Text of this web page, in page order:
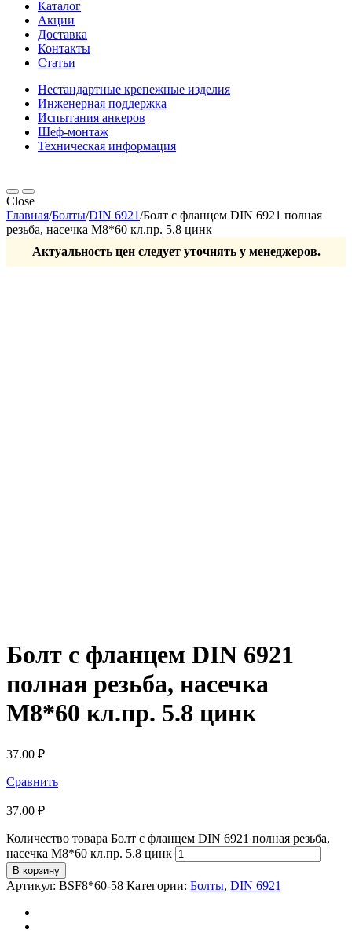
Каталог
Акции
Доставка
Контакты
Статьи
Нестандартные крепежные изделия
Инженерная поддержка
Испытания анкеров
Шеф-монтаж
Техническая информация
Close
Главная/Болты/DIN 6921/Болт с фланцем DIN 6921 полная
резьба, насечка М8*60 кл.пр. 5.8 цинк
Актуальность цен следует уточнять у менеджеров.
Болт с фланцем DIN 6921
полная резьба, насечка
М8*60 кл.пр. 5.8 цинк
37.00 ₽
Сравнить
37.00 ₽
Количество товара Болт с фланцем DIN 6921 полная резьба,
насечка М8*60 кл.пр. 5.8 цинк
В корзину
Артикул: BSF8*60-58 Категории: Болты, DIN 6921